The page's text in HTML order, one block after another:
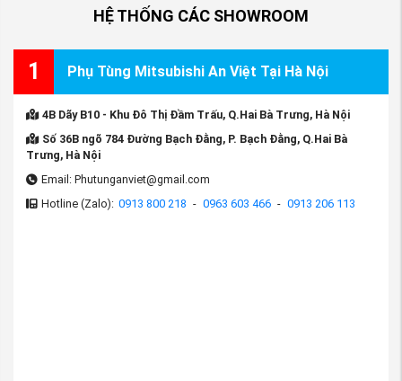
HỆ THỐNG CÁC SHOWROOM
1 Phụ Tùng Mitsubishi An Việt Tại Hà Nội
4B Dãy B10 - Khu Đô Thị Đầm Trấu, Q.Hai Bà Trưng, Hà Nội
Số 36B ngõ 784 Đường Bạch Đằng, P. Bạch Đằng, Q.Hai Bà
Trưng, Hà Nội
Email: Phutunganviet@gmail.com
Hotline (Zalo): 0913 800 218 - 0963 603 466 - 0913 206 113